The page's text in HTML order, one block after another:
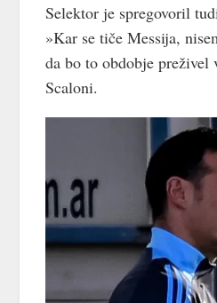
Selektor je spregovoril
»Kar se tiče Messija,
da bo to obdobje
Scaloni.